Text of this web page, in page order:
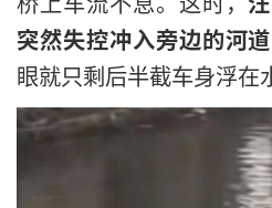
突然失控冲入旁边的河道
眼就只剩后半截车身浮在